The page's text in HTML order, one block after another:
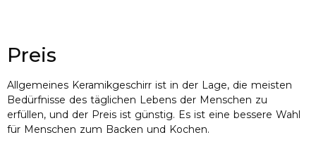
Preis
Allgemeines Keramikgeschirr ist in der Lage, die meisten
Bedürfnisse des täglichen Lebens der Menschen zu
erfüllen, und der Preis ist günstig. Es ist eine bessere Wahl
für Menschen zum Backen und Kochen.